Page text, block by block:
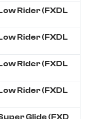
Rider (FXDL
Rider (FXDL
Rider (FXDL
Rider (FXDL
Glide (FXD